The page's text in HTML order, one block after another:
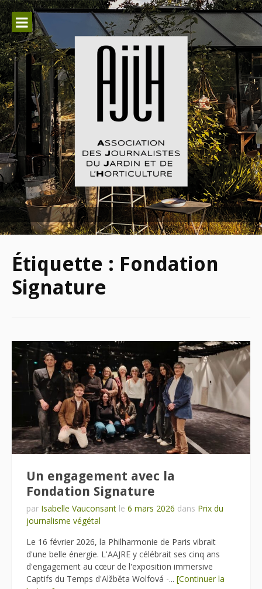
Aller
au
contenu
Association des Journalistes du
Jardin et de l'Horticulture
Étiquette : Fondation
Signature
Un engagement avec la
Fondation Signature
par Isabelle Vauconsant le 6 mars 2026 dans Prix du
journalisme végétal
Le 16 février 2026, la Philharmonie de Paris vibrait
d'une belle énergie. L'AAJRE y célébrait ses cinq ans
d'engagement au cœur de l'exposition immersive
Captifs du Temps d'Alžběta Wolfová -... [Continuer la